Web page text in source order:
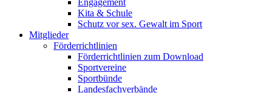
Engagement
Kita & Schule
Schutz vor sex. Gewalt im Sport
Mitglieder
Förderrichtlinien
Förderrichtlinien zum Download
Sportvereine
Sportbünde
Landesfachverbände